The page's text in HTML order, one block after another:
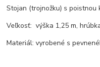
Stojan (trojnožku) s poistnou
Veľkosť: výška 1,25 m,
Materiál: vyrobené s